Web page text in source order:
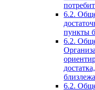
6.2.
пункты
6.2.
6.2.